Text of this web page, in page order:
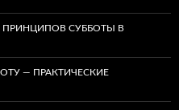
ПРИНЦИПОВ СУББОТЫ В
— ПРАКТИЧЕСКИЕ